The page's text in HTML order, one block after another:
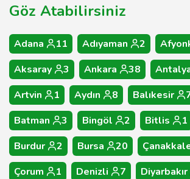
Göz Atabilirsiniz
Adana 11 Adıyaman 2
Aksaray
3 Ankara 38
Artvin
1 Aydın 8 Balıkesir
Batman
3 Bingöl 2 Bitlis 1
Burdur
2 Bursa 20
Çorum
1 Denizli 7 Diyarbakır